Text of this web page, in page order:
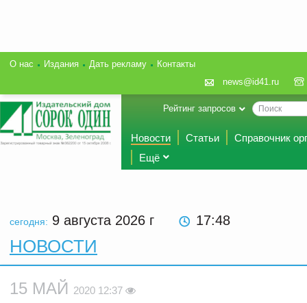
О нас Издания Дать рекламу
Контакты
news@id41.ru
Рейтинг запросов
Новости Статьи
Справочник
Ещё
сегодня: 9 августа 2026 г 17:48
НОВОСТИ
15 МАЙ 2020 12:37